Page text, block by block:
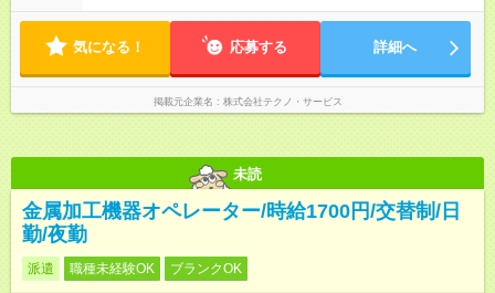
気になる！ 応募する 詳細へ
掲載元企業名 株式会社テクノ・サービス
未読
金属加工機器オペレーター/時給1700円/交替制/日
勤/夜勤
派遣 職種未経験OK ブランクOK